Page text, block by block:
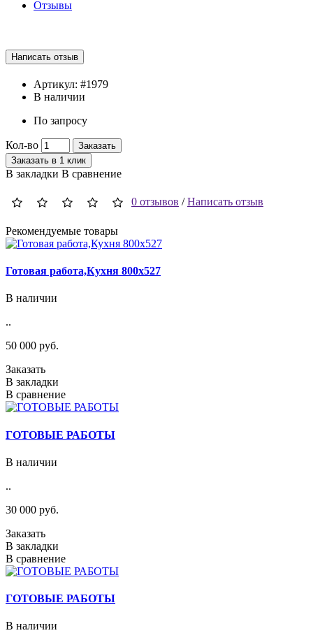
Отзывы
Артикул: #1979
В наличии
По запросу
Кол-во
Заказать
Заказать в 1 клик
В закладки В сравнение
0 отзывов /Написать отзыв
Рекомендуемые товары
Готовая работа,Кухня 800x527
В наличии
..
50 000 руб.
Заказать
В закладки
В сравнение
ГОТОВЫЕ РАБОТЫ
В наличии
..
30 000 руб.
Заказать
В закладки
В сравнение
ГОТОВЫЕ РАБОТЫ
В наличии